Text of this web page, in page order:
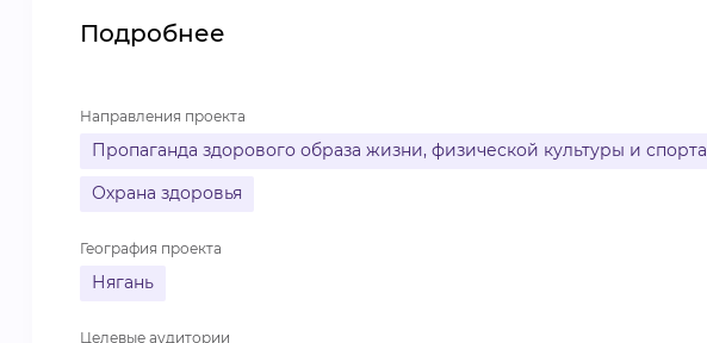
Подробнее
Направления проекта
Пропаганда здорового образа жизни, физической культуры и спорта
Охрана здоровья
География проекта
Нягань
Целевые аудитории